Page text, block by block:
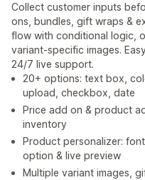
Collect customer inputs
ons, bundles, gift wraps &
flow with conditional logic,
variant-specific images.
24/7 live support.
20+ options: text box,
upload, checkbox, date
Price add on & product
inventory
Product personalizer:
option & live preview
Multiple variant images,